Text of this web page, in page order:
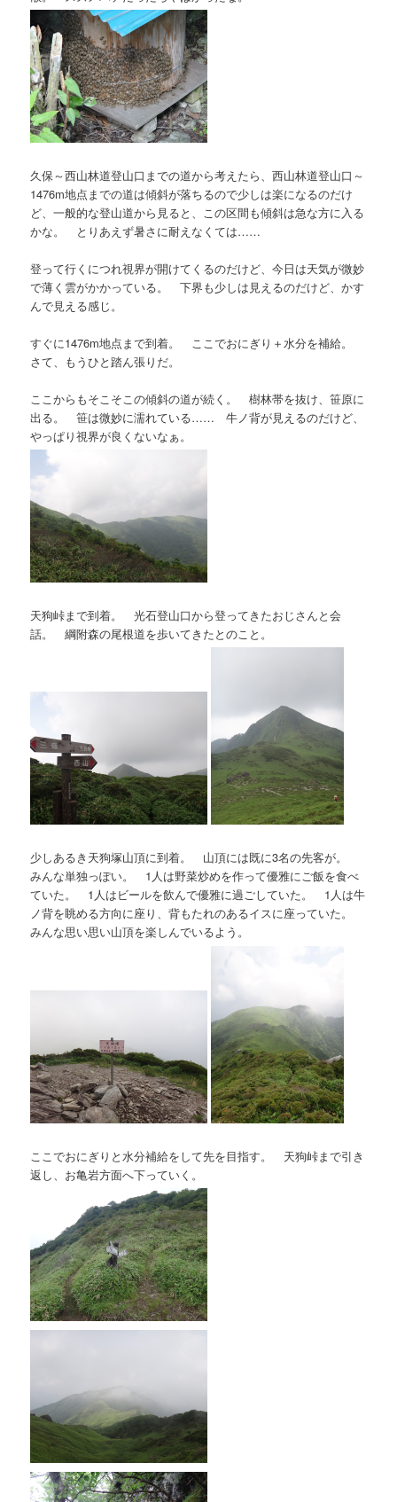
久保～西山林道登山口までの道から考えたら、西山林道登山口～
1476m地点までの道は傾斜が落ちるので少しは楽になるのだけ
ど、一般的な登山道から見ると、この区間も傾斜は急な方に入る
かな。 とりあえず暑さに耐えなくては……
登って行くにつれ視界が開けてくるのだけど、今日は天気が微妙
で薄く雲がかかっている。 下界も少しは見えるのだけど、かす
んで見える感じ。
すぐに1476m地点まで到着。 ここでおにぎり＋水分を補給。
さて、もうひと踏ん張りだ。
ここからもそこそこの傾斜の道が続く。 樹林帯を抜け、笹原に
出る。 笹は微妙に濡れている…… 牛ノ背が見えるのだけど、
やっぱり視界が良くないなぁ。
天狗峠まで到着。 光石登山口から登ってきたおじさんと会
話。 綱附森の尾根道を歩いてきたとのこと。
少しあるき天狗塚山頂に到着。 山頂には既に3名の先客が。
みんな単独っぽい。 1人は野菜炒めを作って優雅にご飯を食べ
ていた。 1人はビールを飲んで優雅に過ごしていた。 1人は牛
ノ背を眺める方向に座り、背もたれのあるイスに座っていた。
みんな思い思い山頂を楽しんでいるよう。
ここでおにぎりと水分補給をして先を目指す。 天狗峠まで引き
返し、お亀岩方面へ下っていく。